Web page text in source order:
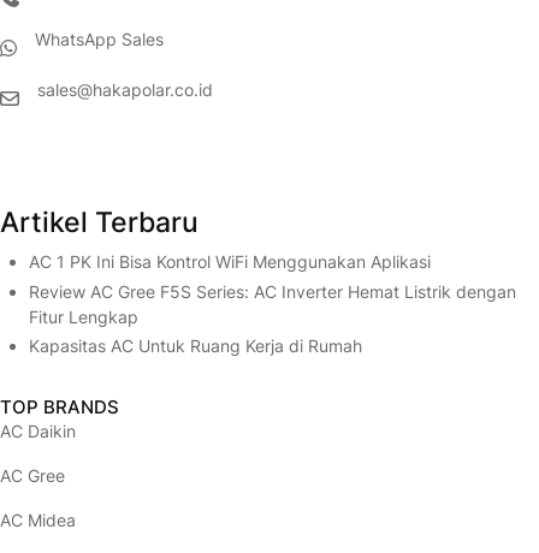
(opens in new tab)
WhatsApp Sales
(opens in new tab)
sales@hakapolar.co.id
Artikel Terbaru
AC 1 PK Ini Bisa Kontrol WiFi Menggunakan Aplikasi
Review AC Gree F5S Series: AC Inverter Hemat Listrik dengan
Fitur Lengkap
Kapasitas AC Untuk Ruang Kerja di Rumah
TOP BRANDS
AC Daikin
AC Gree
AC Midea